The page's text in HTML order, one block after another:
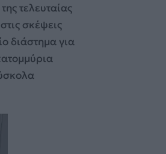
τελευταίας
σκέψεις
διάστημα για